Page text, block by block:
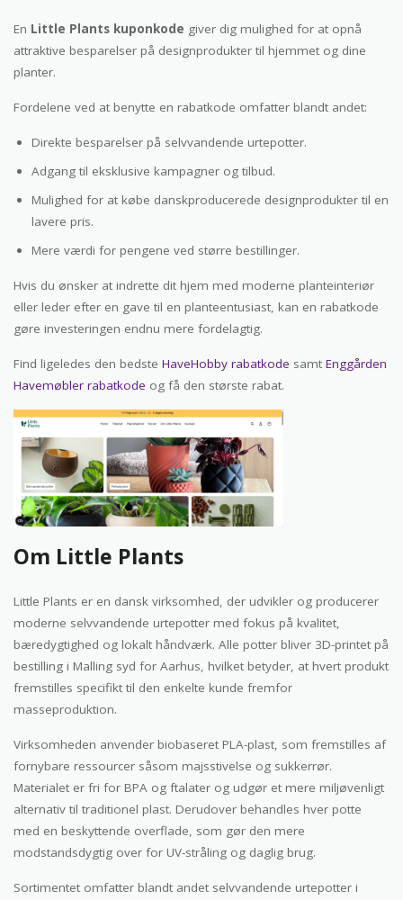
En Little Plants kuponkode giver dig mulighed for at opnå
attraktive besparelser på designprodukter til hjemmet og dine
planter.
Fordelene ved at benytte en rabatkode omfatter blandt andet:
Direkte besparelser på selvvandende urtepotter.
Adgang til eksklusive kampagner og tilbud.
Mulighed for at købe danskproducerede designprodukter til en
lavere pris.
Mere værdi for pengene ved større bestillinger.
Hvis du ønsker at indrette dit hjem med moderne planteinteriør
eller leder efter en gave til en planteentusiast, kan en rabatkode
gøre investeringen endnu mere fordelagtig.
Find ligeledes den bedste HaveHobby rabatkode samt Enggården
Havemøbler rabatkode og få den største rabat.
Om Little Plants
Little Plants er en dansk virksomhed, der udvikler og producerer
moderne selvvandende urtepotter med fokus på kvalitet,
bæredygtighed og lokalt håndværk. Alle potter bliver 3D-printet på
bestilling i Malling syd for Aarhus, hvilket betyder, at hvert produkt
fremstilles specifikt til den enkelte kunde fremfor
masseproduktion.
Virksomheden anvender biobaseret PLA-plast, som fremstilles af
fornybare ressourcer såsom majsstivelse og sukkerrør.
Materialet er fri for BPA og ftalater og udgør et mere miljøvenligt
alternativ til traditionel plast. Derudover behandles hver potte
med en beskyttende overflade, som gør den mere
modstandsdygtig over for UV-stråling og daglig brug.
Sortimentet omfatter blandt andet selvvandende urtepotter i